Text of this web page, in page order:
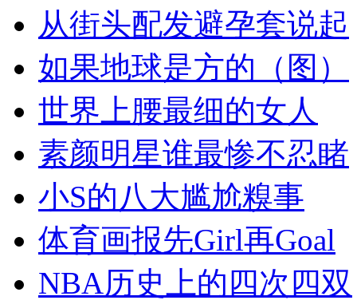
从街头配发避孕套说起
如果地球是方的（图）
世界上腰最细的女人
素颜明星谁最惨不忍睹
小S的八大尴尬糗事
体育画报先Girl再Goal
NBA历史上的四次四双